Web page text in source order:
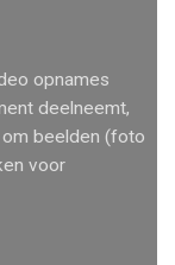
opnames
deelneemt,
beelden (foto
voor